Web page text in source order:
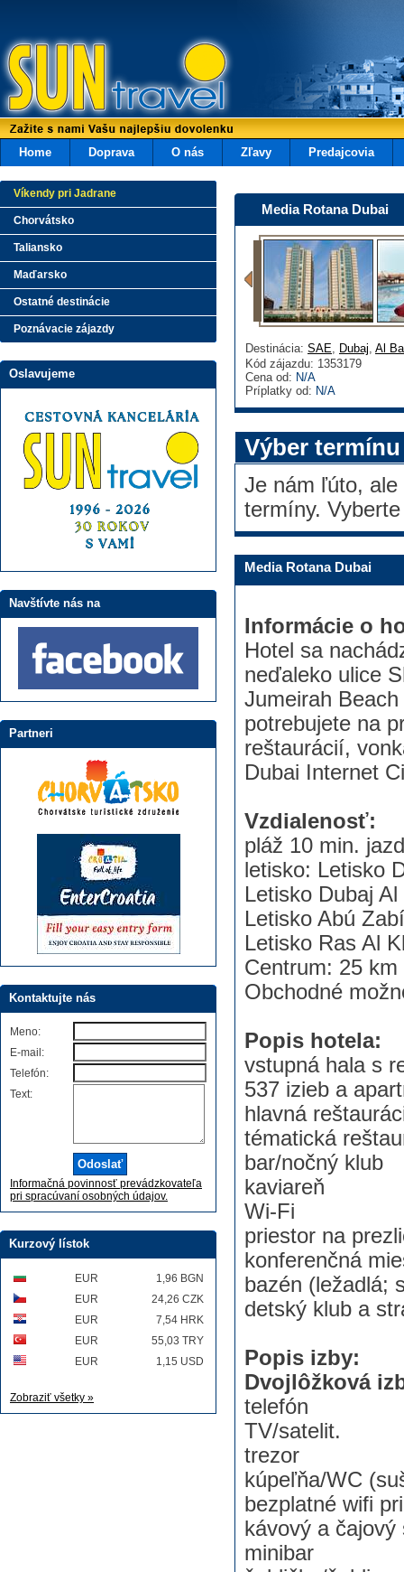
Home Doprava O nás Zľavy Predajcovia
Media Rotana Dubai
Destinácia: SAE, Dubaj, Al
Kód zájazdu: 1353179
Cena od: N/A
Príplatky od: N/A
Výber termínu
Je nám ľúto, ale
termíny.
Media Rotana Dubai
Informácie o
Hotel sa
neďaleko ulice
Jumeirah
potrebujete na
reštaurácií,
Dubai Internet
Vzdialenosť:
pláž 10 min.
letisko: Letisko
Letisko Dubaj
Letisko Abú
Letisko Ras Al
Centrum: 25 km
Obchodné
Popis hotela:
vstupná hala s
537 izieb a
hlavná
tématická
bar/nočný klub
kaviareň
Wi-Fi
priestor na
konferenčná
bazén (ležadlá;
detský klub a
Popis izby:
Dvojlôžková
telefón
TV/satelit.
trezor
kúpeľňa/WC
bezplatné wifi
kávový a čajový
minibar
Víkendy pri Jadrane
Chorvátsko
Taliansko
Maďarsko
Ostatné destinácie
Poznávacie zájazdy
Oslavujeme
Navštívte nás na
Partneri
Kontaktujte nás
Meno:
E-mail:
Telefón:
Text:
Informačná povinnosť prevádzkovateľa
pri spracúvaní osobných údajov.
Kurzový lístok
EUR
1,96 BGN
EUR
24,26 CZK
EUR
7,54 HRK
EUR
55,03 TRY
EUR
1,15 USD
Zobraziť všetky »